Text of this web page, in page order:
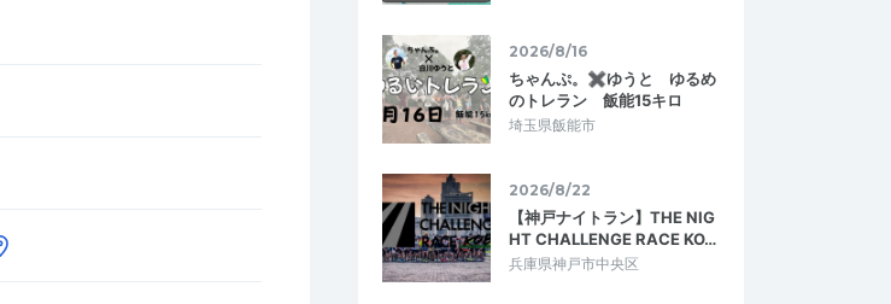
2026/8/16
ちゃんぷ。✖ゆうと ゆるめ
のトレラン 飯能15キロ
埼玉県飯能市
2026/8/22
【神戸ナイトラン】THE NIG
HT CHALLENGE RACE KO…
兵庫県神戸市中央区